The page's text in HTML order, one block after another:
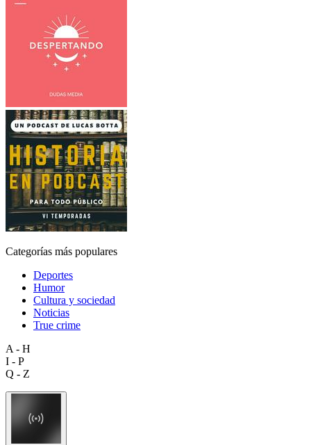
Categorías más populares
Deportes
Humor
Cultura y sociedad
Noticias
True crime
A - H
I - P
Q - Z